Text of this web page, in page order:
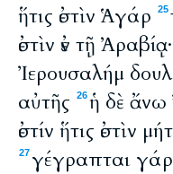
ἥτις ἐστὶν Ἁγάρ
25
ἐστὶν ἐν τῇ
Ἰερουσαλήμ
αὐτῆς
26ἡ δὲ ἄνω
ἐστίν ἥτις ἐστὶν
27 γέγραπται